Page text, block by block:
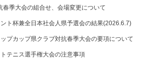
春季大会の組合せ、会場変更について
ント杯兼全日本社会人県予選会の結果(2026.6.7)
プカップ県クラブ対抗春季大会の要項について
テニス選手権大会の注意事項